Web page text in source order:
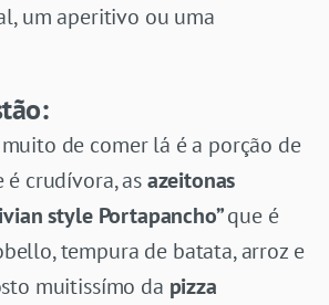
um aperitivo ou uma
de comer lá é a porção de
é crudívora, asazeitonas
style Portapancho”que é
tempura de batata, arroz e
muitissímo da pizza